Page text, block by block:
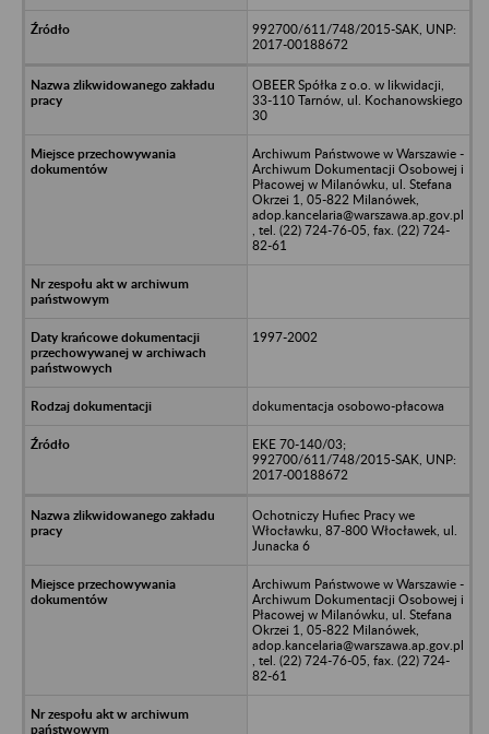
992700/611/748/2015-SAK, UNP:
2017-00188672
OBEER Spółka z o.o. w likwidacji,
33-110 Tarnów, ul. Kochanowskiego
30
Archiwum Państwowe w Warszawie -
Archiwum Dokumentacji Osobowej i
Płacowej w Milanówku, ul. Stefana
Okrzei 1, 05-822 Milanówek,
adop.kancelaria@warszawa.ap.gov.pl
, tel. (22) 724-76-05, fax. (22) 724-
82-61
1997-2002
dokumentacja osobowo-płacowa
EKE 70-140/03;
992700/611/748/2015-SAK, UNP:
2017-00188672
Ochotniczy Hufiec Pracy we
Włocławku, 87-800 Włocławek, ul.
Junacka 6
Archiwum Państwowe w Warszawie -
Archiwum Dokumentacji Osobowej i
Płacowej w Milanówku, ul. Stefana
Okrzei 1, 05-822 Milanówek,
adop.kancelaria@warszawa.ap.gov.pl
, tel. (22) 724-76-05, fax. (22) 724-
82-61